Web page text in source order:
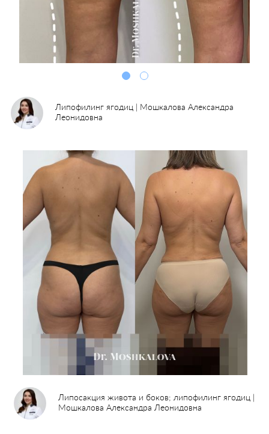
Липофилинг ягодиц | Мошкалова Александра
Леонидовна
Липосакция живота и боков; липофилинг ягодиц |
Мошкалова Александра Леонидовна